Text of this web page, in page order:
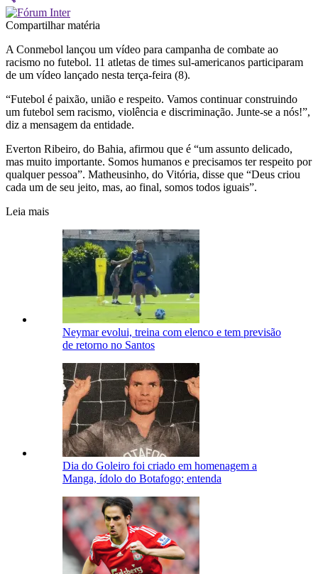
Compartilhar matéria
A Conmebol lançou um vídeo para campanha de combate ao
racismo no futebol. 11 atletas de times sul-americanos participaram
de um vídeo lançado nesta terça-feira (8).
“Futebol é paixão, união e respeito. Vamos continuar construindo
um futebol sem racismo, violência e discriminação. Junte-se a nós!”,
diz a mensagem da entidade.
Everton Ribeiro, do Bahia, afirmou que é “um assunto delicado,
mas muito importante. Somos humanos e precisamos ter respeito por
qualquer pessoa”. Matheusinho, do Vitória, disse que “Deus criou
cada um de seu jeito, mas, ao final, somos todos iguais”.
Leia mais
Neymar evolui, treina com elenco e tem previsão
de retorno no Santos
Dia do Goleiro foi criado em homenagem a
Manga, ídolo do Botafogo; entenda